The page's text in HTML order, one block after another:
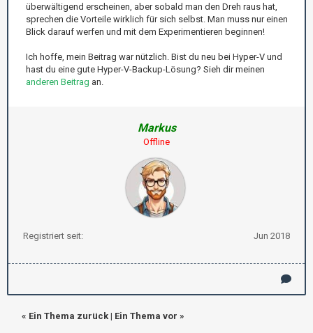
überwältigend erscheinen, aber sobald man den Dreh raus hat,
sprechen die Vorteile wirklich für sich selbst. Man muss nur einen
Blick darauf werfen und mit dem Experimentieren beginnen!
Ich hoffe, mein Beitrag war nützlich. Bist du neu bei Hyper-V und
hast du eine gute Hyper-V-Backup-Lösung? Sieh dir meinen
anderen Beitrag an.
Markus
Offline
Registriert seit: Jun 2018
« Ein Thema zurück | Ein Thema vor »